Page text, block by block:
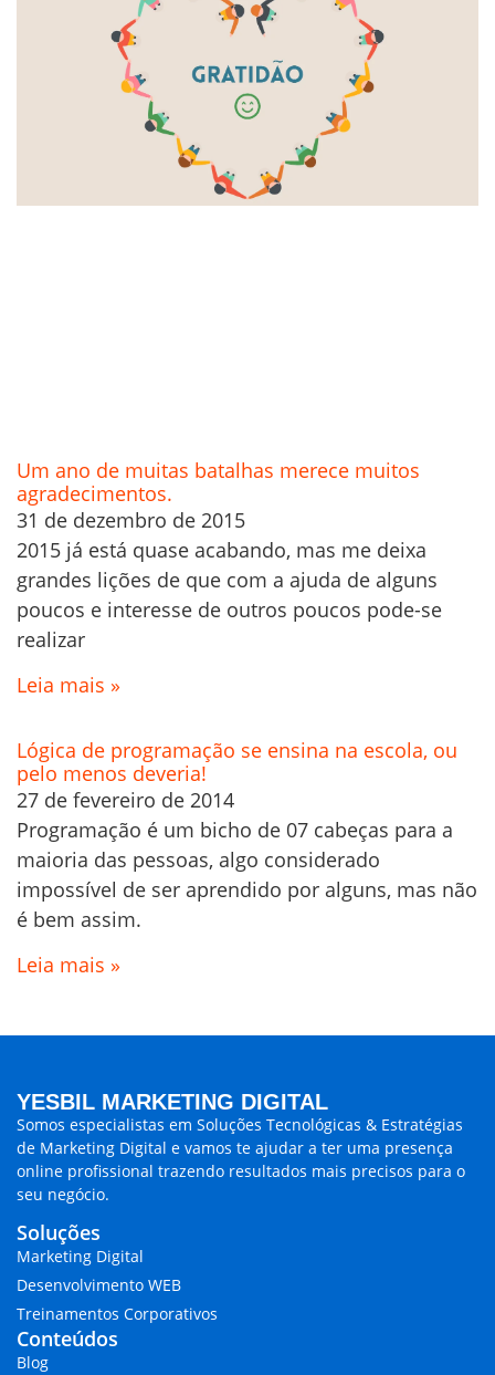
Um ano de muitas batalhas merece muitos
agradecimentos.
31 de dezembro de 2015
2015 já está quase acabando, mas me deixa
grandes lições de que com a ajuda de alguns
poucos e interesse de outros poucos pode-se
realizar
Leia mais »
Lógica de programação se ensina na escola, ou
pelo menos deveria!
27 de fevereiro de 2014
Programação é um bicho de 07 cabeças para a
maioria das pessoas, algo considerado
impossível de ser aprendido por alguns, mas não
é bem assim.
Leia mais »
YESBIL MARKETING DIGITAL
Somos especialistas em Soluções Tecnológicas & Estratégias
de Marketing Digital e vamos te ajudar a ter uma presença
online profissional trazendo resultados mais precisos para o
seu negócio.
Soluções
Marketing Digital
Desenvolvimento WEB
Treinamentos Corporativos
Conteúdos
Blog